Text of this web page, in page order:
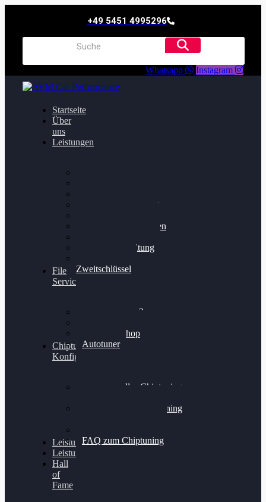
+49 5451 4995296
Whatsapp Instagram
Startseite
Über
uns
Leistungen
Getriebeoptimierung
Bremsscheiben planen
Felgenaufbereitung
Zweitschlüssel
File
Service
Alientech Kess3
Alientech Shop
Autotuner
Chiptuning
Konfigurator
Professionelles Chiptuning
Professionelles Chiptuning
FAQ zum Chiptuning
Leistungsmessung
Leistungsprüfstand
Hall
of
Fame